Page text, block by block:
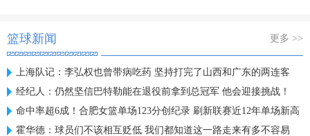
篮球新闻 更多 >>
上海队记：李弘权也曾带病吃药 坚持打完了山西和广东的两连客
经纪人：仍然坚信巴特勒能在退役前拿到总冠军 他会迎接挑战！
命中率超6成！合肥女篮单场123分创纪录 刷新联赛近12年单场新高
霍华德：球员们不该相互贬低 我们都知道这一路走来有多不容易